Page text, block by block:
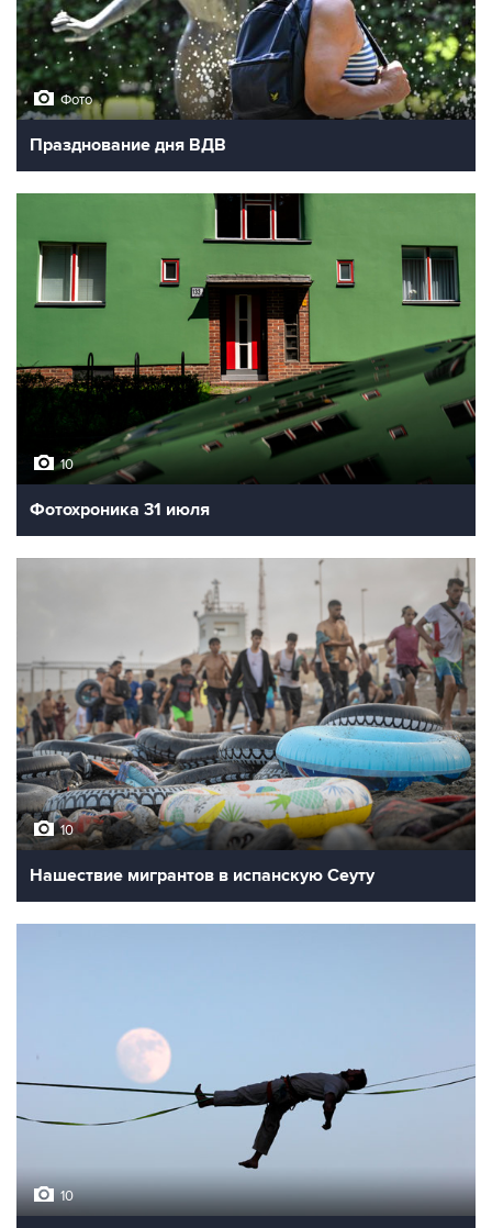
Фото
Празднование дня ВДВ
10
Фотохроника 31 июля
10
Нашествие мигрантов в испанскую Сеуту
10